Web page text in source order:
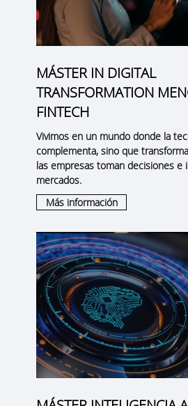
MÁSTER IN DIGITAL
TRANSFORMATION
FINTECH
Vivimos en un mundo donde la
complementa, sino que
las empresas toman decisiones e
mercados.
Más información